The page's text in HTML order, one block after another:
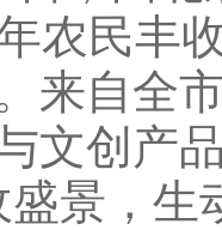
民丰
来自全
文创产
盛景，